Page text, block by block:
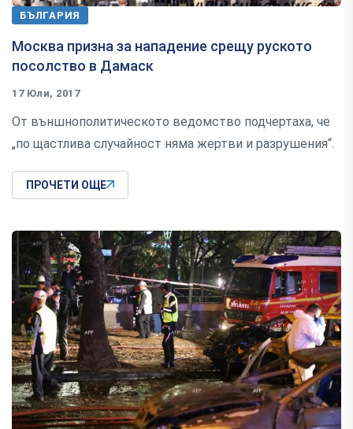
БЪЛГАРИЯ
Москва призна за нападение срещу руското
посолство в Дамаск
17 Юли, 2017
От външнополитическото ведомство подчертаха, че
„по щастлива случайност няма жертви и разрушения“.
ПРОЧЕТИ ОЩЕ